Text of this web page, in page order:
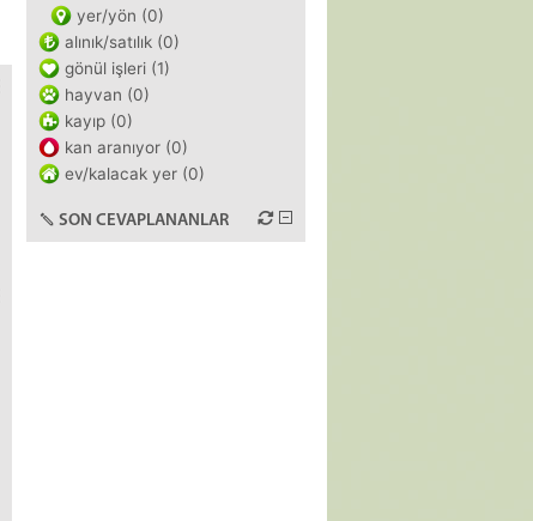
yer/yön (0)
alınık/satılık (0)
gönül işleri (1)
hayvan (0)
kayıp (0)
kan aranıyor (0)
ev/kalacak yer (0)
SON CEVAPLANANLAR